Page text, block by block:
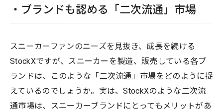
・ブランドも認める「二次流通」市場
スニーカーファンのニーズを見抜き、成長を続ける
StockXですが、スニーカーを製造、販売している各ブ
ランドは、このような「二次流通」市場をどのように捉
えているのでしょうか。実は、StockXのような二次流
通市場は、スニーカーブランドにとってもメリットがあ